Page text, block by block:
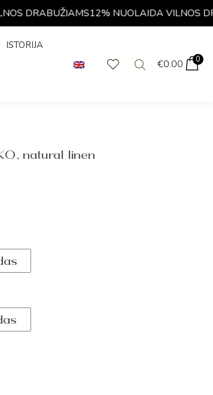
DRABUŽIAMS12% NUOLAIDA VILNOS
ISTORIJA
€0.00 0
natural linen